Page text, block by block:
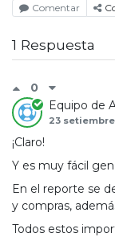
Comentar
1 Respuesta
0
Equipo de
23
¡Claro!
Y es muy fácil
En el reporte se
y compras,
Todos estos